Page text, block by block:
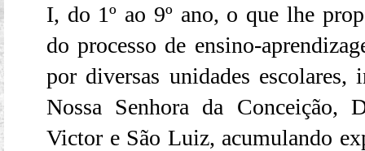
I, do 1º ao 9º ano, o que lhe
do processo de ensino-
por diversas unidades
Nossa Senhora da Conceição,
Victor e São Luiz, acumulando